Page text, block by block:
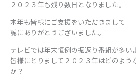
２０２３年も残り数日となりました。
本年も皆様にご支援をいただきまして
誠にありがとうございました。
テレビでは年末恒例の振返り番組が多い
皆様にとりまして２０２３年はどのよう
か？